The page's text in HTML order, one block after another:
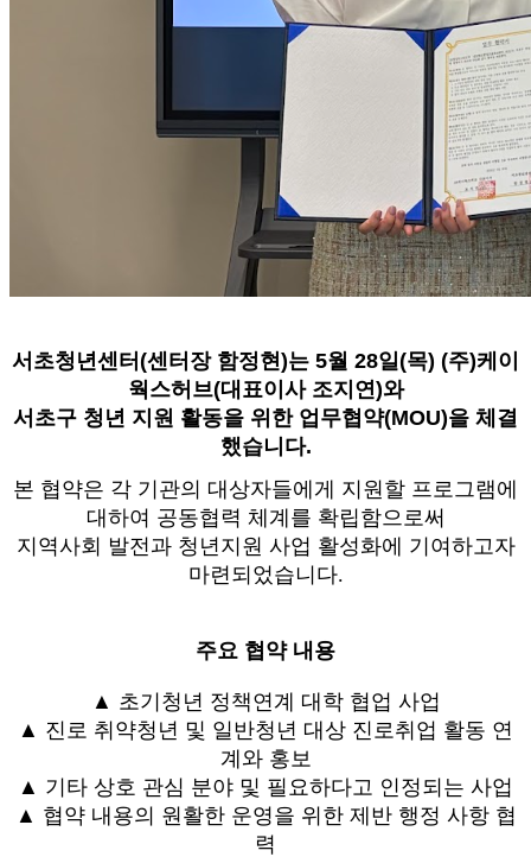
서초청년센터(센터장 함정현)는 5월 28일(목) (주)케이
웍스허브(대표이사 조지연)와
서초구 청년 지원 활동을 위한 업무협약(MOU)을 체결
했습니다.
본 협약은 각 기관의 대상자들에게 지원할 프로그램에
대하여 공동협력 체계를 확립함으로써
지역사회 발전과 청년지원 사업 활성화에 기여하고자
마련되었습니다.
주요 협약 내용
▲ 초기청년 정책연계 대학 협업 사업
▲ 진로 취약청년 및 일반청년 대상 진로취업 활동 연
계와 홍보
▲ 기타 상호 관심 분야 및 필요하다고 인정되는 사업
▲ 협약 내용의 원활한 운영을 위한 제반 행정 사항 협
력